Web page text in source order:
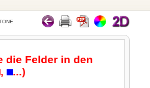
die Felder in den
, ...)